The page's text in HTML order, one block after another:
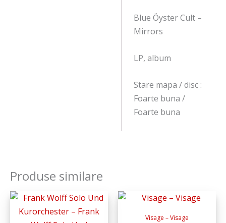
Blue Öyster Cult –
Mirrors
LP, album
Stare mapa / disc :
Foarte buna /
Foarte buna
Produse similare
Visage – Visage